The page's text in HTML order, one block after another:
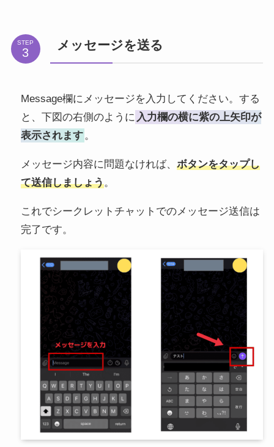
STEP メッセージを送る
Message欄にメッセージを入力してください。する
と、下図の右側のように 入力欄の横に紫の上矢印が
表示されます 。
メッセージ内容に問題なければ、 ボタンをタップし
て送信しましょう。
これでシークレットチャットでのメッセージ送信は
完了です。